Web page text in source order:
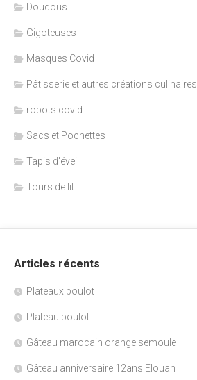
Doudous
Gigoteuses
Masques Covid
Pâtisserie et autres créations culinaires
robots covid
Sacs et Pochettes
Tapis d'éveil
Tours de lit
Articles récents
Plateaux boulot
Plateau boulot
Gâteau marocain orange semoule
Gâteau anniversaire 12ans Elouan